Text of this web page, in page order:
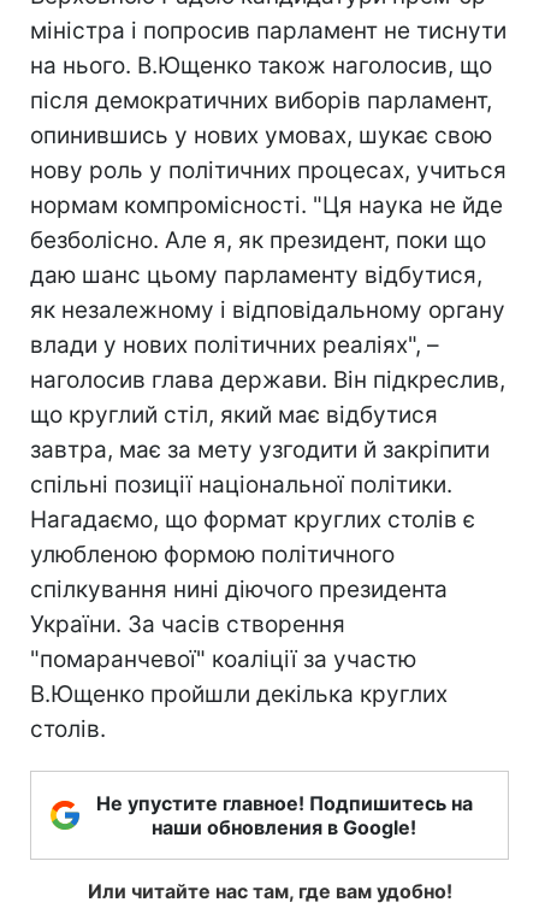
міністра і попросив парламент не тиснути
на нього. В.Ющенко також наголосив, що
після демократичних виборів парламент,
опинившись у нових умовах, шукає свою
нову роль у політичних процесах, учиться
нормам компромісності. "Ця наука не йде
безболісно. Але я, як президент, поки що
даю шанс цьому парламенту відбутися,
як незалежному і відповідальному органу
влади у нових політичних реаліях", –
наголосив глава держави. Він підкреслив,
що круглий стіл, який має відбутися
завтра, має за мету узгодити й закріпити
спільні позиції національної політики.
Нагадаємо, що формат круглих столів є
улюбленою формою політичного
спілкування нині діючого президента
України. За часів створення
"помаранчевої" коаліції за участю
В.Ющенко пройшли декілька круглих
столів.
Не упустите главное! Подпишитесь на
наши обновления в Google!
Или читайте нас там, где вам удобно!